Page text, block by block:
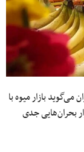
می‌گوید بازار میوه با
بحران‌هایی جدی